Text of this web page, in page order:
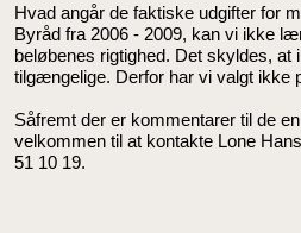
Hvad angår de faktiske udgifter for
Byråd fra 2006 - 2009, kan vi ikke
beløbenes rigtighed. Det skyldes,
tilgængelige. Derfor har vi valgt ikke
Såfremt der er kommentarer til de
velkommen til at kontakte Lone
51 10 19.